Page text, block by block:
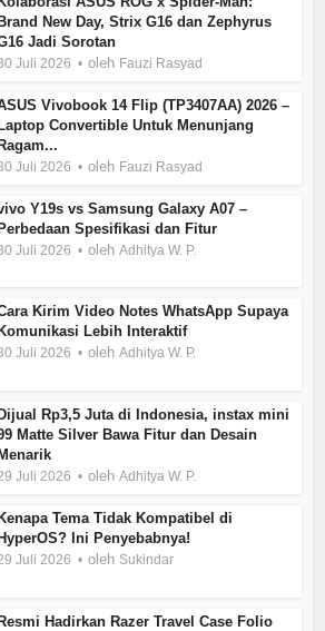
Brand New Day, Strix G16 dan Zephyrus
Jadi Sorotan
Juli 2026 oleh Fauzi Rasyad
Vivobook 14 Flip (TP3407AA) 2026 –
Laptop Convertible Untuk Menunjang
Ragam...
Juli 2026 oleh Fauzi Rasyad
Y19s vs Samsung Galaxy A07 –
Spesifikasi dan Fitur
Juli 2026 olehAdhitya W. P.
Kirim Video Notes WhatsApp Supaya
Komunikasi Lebih Interaktif
Juli 2026 olehAdhitya W. P.
Dijual Rp3,5 Juta di Indonesia, instax mini
Matte Silver Bawa Fitur dan Desain
Menarik
Juli 2026 olehAdhitya W. P.
Kenapa Tema Tidak Kompatibel di
HyperOS? Ini Penyebabnya!
Juli 2026 oleh Sukindar
Hadirkan Razer Travel Case Folio